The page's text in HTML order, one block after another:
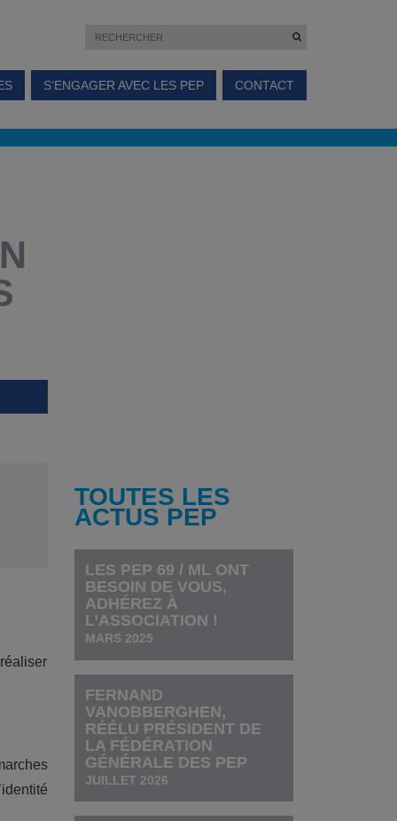
S’ENGAGER AVEC LES PEP CONTACT
TOUTES LES
ACTUS PEP
LES PEP 69 / ML ONT
BESOIN DE VOUS,
ADHÉREZ À
L’ASSOCIATION !
MARS 2025
FERNAND
VANOBBERGHEN,
RÉÉLU PRÉSIDENT DE
LA FÉDÉRATION
GÉNÉRALE DES PEP
JUILLET 2026